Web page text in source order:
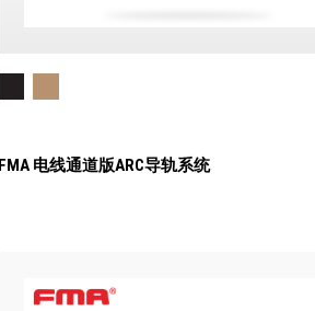
FMA 电线通道版ARC导轨系统